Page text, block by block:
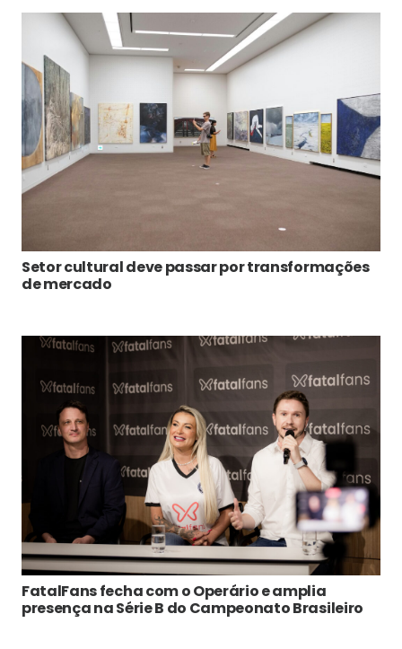
Setor cultural deve passar por transformações
de mercado
FatalFans fecha com o Operário e amplia
presença na Série B do Campeonato Brasileiro